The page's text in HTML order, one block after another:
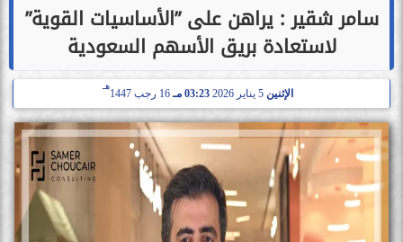
سامر شقير : يراهن على ”الأساسيات القوية”
لاستعادة بريق الأسهم السعودية
الإثنين 03:23 مـ 16 رجب 1447
هـ